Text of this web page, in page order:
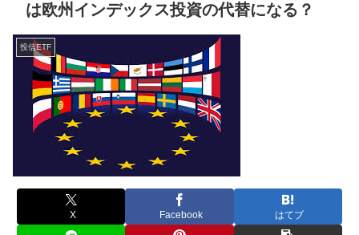
は欧州インデックス投資の代替になる？
投信ETF
X Facebook はてブ